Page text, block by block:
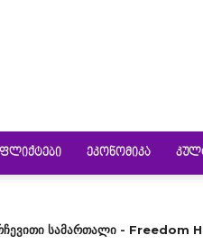
ᲔᲙᲝᲜᲝᲛᲘᲙᲐ
სამართალი - Freedom